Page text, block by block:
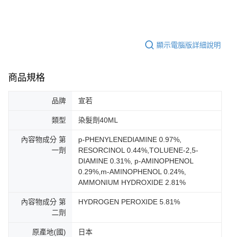
顯示電腦版詳細說明
商品規格
品牌 宣若
類型 染髮劑40ML
內容物成分 第
一劑
p-PHENYLENEDIAMINE 0.97%,
RESORCINOL 0.44%,TOLUENE-2,5-
DIAMINE 0.31%, p-AMINOPHENOL
0.29%,m-AMINOPHENOL 0.24%,
AMMONIUM HYDROXIDE 2.81%
內容物成分 第
二劑
HYDROGEN PEROXIDE 5.81%
原產地(國) 日本